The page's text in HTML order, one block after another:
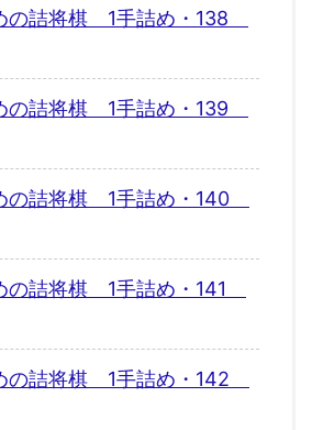
の詰将棋 1手詰め・138
の詰将棋 1手詰め・139
の詰将棋 1手詰め・140
の詰将棋 1手詰め・141
の詰将棋 1手詰め・142